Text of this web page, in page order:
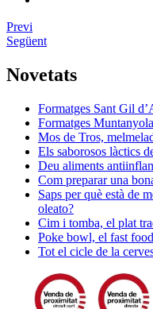
Previ
Següent
Novetats
Formatges Sant Gil
Formatges
Mos de Tros,
Els saborosos làctics
Deu aliments
Com preparar una
Saps per què està de
oleato?
Cim i tomba, el plat
Poke bowl, el fast
Tot el cicle de la